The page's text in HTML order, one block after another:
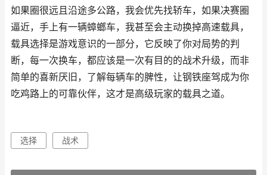
如果圈很远且沿途多公路，我会优先找轿车，如果决赛圈
逼近，手上有一辆蟑螂车，我甚至会主动换掉高速载具，
载具选择是游戏意识的一部分，它反映了你对局势的判
断，每一次换车，都应该是一次有目的的战术升级，而非
简单的喜新厌旧，了解每辆车的脾性，让钢铁座驾成为你
吃鸡路上的可靠伙伴，这才是高级玩家的载具之道。
选择 战术